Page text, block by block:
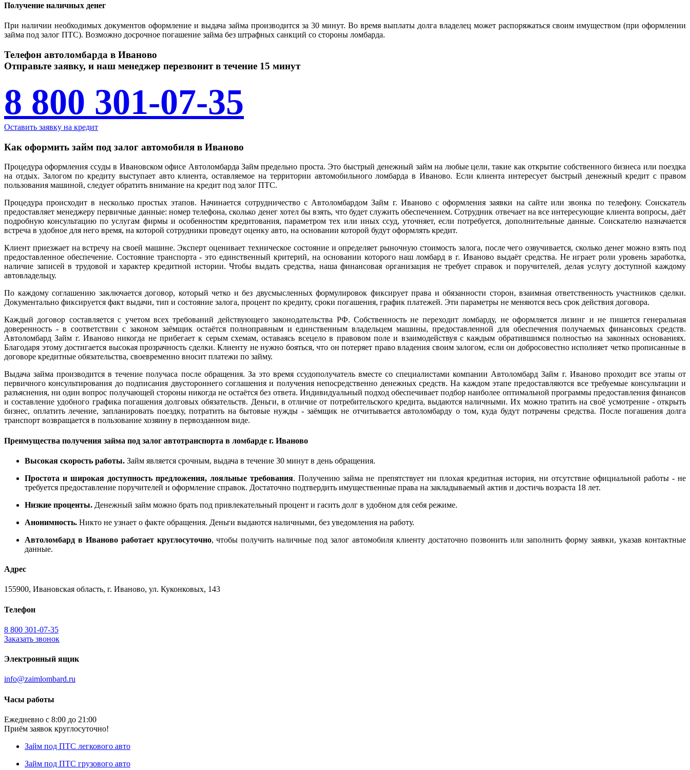
Получение наличных денег
При наличии необходимых документов оформление и выдача займа производится за 30 минут. Во время выплаты долга владелец может распоряжаться своим имуществом (при оформлении
займа под залог ПТС). Возможно досрочное погашение займа без штрафных санкций со стороны ломбарда.
Телефон автоломбарда в Иваново
Отправьте заявку, и наш менеджер перезвонит в течение 15 минут
8 800 301-07-35
Оставить заявку на кредит
Как оформить займ под залог автомобиля в Иваново
Процедура оформления ссуды в Ивановском офисе Автоломбарда Займ предельно проста. Это быстрый денежный займ на любые цели, такие как открытие собственного бизнеса или поездка
на отдых. Залогом по кредиту выступает авто клиента, оставляемое на территории автомобильного ломбарда в Иваново. Если клиента интересует быстрый денежный кредит с правом
пользования машиной, следует обратить внимание на кредит под залог ПТС.
Процедура происходит в несколько простых этапов. Начинается сотрудничество с Автоломбардом Займ г. Иваново с оформления заявки на сайте или звонка по телефону. Соискатель
предоставляет менеджеру первичные данные: номер телефона, сколько денег хотел бы взять, что будет служить обеспечением. Сотрудник отвечает на все интересующие клиента вопросы, даёт
подробную консультацию по услугам фирмы и особенностям кредитования, параметром тех или иных ссуд, уточняет, если потребуется, дополнительные данные. Соискателю назначается
встреча в удобное для него время, на которой сотрудники проведут оценку авто, на основании которой будут оформлять кредит.
Клиент приезжает на встречу на своей машине. Эксперт оценивает техническое состояние и определяет рыночную стоимость залога, после чего озвучивается, сколько денег можно взять под
предоставленное обеспечение. Состояние транспорта - это единственный критерий, на основании которого наш ломбард в г. Иваново выдаёт средства. Не играет роли уровень заработка,
наличие записей в трудовой и характер кредитной истории. Чтобы выдать средства, наша финансовая организация не требует справок и поручителей, делая услугу доступной каждому
автовладельцу.
По каждому соглашению заключается договор, который четко и без двусмысленных формулировок фиксирует права и обязанности сторон, взаимная ответственность участников сделки.
Документально фиксируется факт выдачи, тип и состояние залога, процент по кредиту, сроки погашения, график платежей. Эти параметры не меняются весь срок действия договора.
Каждый договор составляется с учетом всех требований действующего законодательства РФ. Собственность не переходит ломбарду, не оформляется лизинг и не пишется генеральная
доверенность - в соответствии с законом заёмщик остаётся полноправным и единственным владельцем машины, предоставленной для обеспечения получаемых финансовых средств.
Автоломбард Займ г. Иваново никогда не прибегает к серым схемам, оставаясь всецело в правовом поле и взаимодействуя с каждым обратившимся полностью на законных основаниях.
Благодаря этому достигается высокая прозрачность сделки. Клиенту не нужно бояться, что он потеряет право владения своим залогом, если он добросовестно исполняет четко прописанные в
договоре кредитные обязательства, своевременно вносит платежи по займу.
Выдача займа производится в течение получаса после обращения. За это время ссудополучатель вместе со специалистами компании Автоломбард Займ г. Иваново проходит все этапы от
первичного консультирования до подписания двустороннего соглашения и получения непосредственно денежных средств. На каждом этапе предоставляются все требуемые консультации и
разъяснения, ни один вопрос получающей стороны никогда не остаётся без ответа. Индивидуальный подход обеспечивает подбор наиболее оптимальной программы предоставления финансов
и составление удобного графика погашения долговых обязательств. Деньги, в отличие от потребительского кредита, выдаются наличными. Их можно тратить на своё усмотрение - открыть
бизнес, оплатить лечение, запланировать поездку, потратить на бытовые нужды - заёмщик не отчитывается автоломбарду о том, куда будут потрачены средства. После погашения долга
транспорт возвращается в пользование хозяину в первозданном виде.
Преимущества получения займа под залог автотранспорта в ломбарде г. Иваново
Высокая скорость работы. Займ является срочным, выдача в течение 30 минут в день обращения.
Простота и широкая доступность предложения, лояльные требования. Получению займа не препятствует ни плохая кредитная история, ни отсутствие официальной работы - не
требуется предоставление поручителей и оформление справок. Достаточно подтвердить имущественные права на закладываемый актив и достичь возраста 18 лет.
Низкие проценты. Денежный займ можно брать под привлекательный процент и гасить долг в удобном для себя режиме.
Анонимность. Никто не узнает о факте обращения. Деньги выдаются наличными, без уведомления на работу.
Автоломбард в Иваново работает круглосуточно, чтобы получить наличные под залог автомобиля клиенту достаточно позвонить или заполнить форму заявки, указав контактные
данные.
Адрес
155900, Ивановская область, г. Иваново, ул. Куконковых, 143
Телефон
8 800 301-07-35
Заказать звонок
Электронный ящик
info@zaimlombard.ru
Часы работы
Ежедневно с 8:00 до 21:00
Приём заявок круглосуточно!
Займ под ПТС легкового авто
Займ под ПТС грузового авто